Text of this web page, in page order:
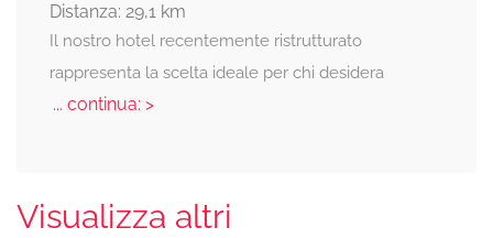
Distanza: 29,1 km
Il nostro hotel recentemente ristrutturato
rappresenta la scelta ideale per chi desidera
... continua: >
Visualizza altri